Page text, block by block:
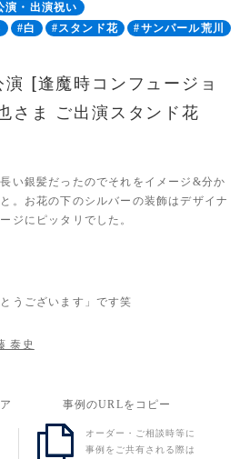
演・出演祝い
#白 #スタンド花
#サンパール荒川
[逢魔時コンフュージョ
さま ご出演スタンド花
い銀髪だったのでそれをイメージ&分か
。お花の下のシルバーの装飾はデザイナ
ジにピッタリでした。
うございます」です笑
泰史
事例のURLをコピー
オーダー・ご相談時等に
事例をご共有される際は